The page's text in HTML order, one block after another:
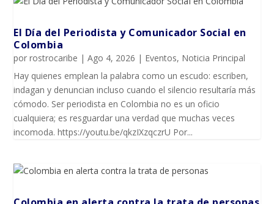
El Día del Periodista y Comunicador SociaI en
Colombia
porrostrocaribe |Ago 4, 2026 | Eventos, Noticia Principal
Hay quienes emplean la palabra como un escudo: escriben,
indagan y denuncian incluso cuando el silencio resultaría más
cómodo. Ser periodista en Colombia no es un oficio
cualquiera; es resguardar una verdad que muchas veces
incomoda. https://youtu.be/qkzIXzqczrU Por...